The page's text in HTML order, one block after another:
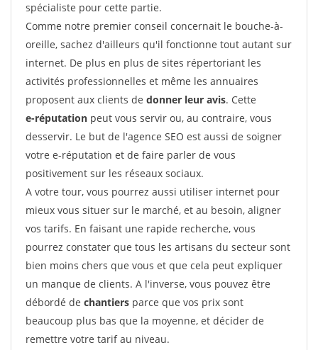
spécialiste pour cette partie.
Comme notre premier conseil concernait le bouche-à-
oreille, sachez d'ailleurs qu'il fonctionne tout autant sur
internet. De plus en plus de sites répertoriant les
activités professionnelles et même les annuaires
proposent aux clients de donner leur avis. Cette
e-réputation peut vous servir ou, au contraire, vous
desservir. Le but de l'agence SEO est aussi de soigner
votre e-réputation et de faire parler de vous
positivement sur les réseaux sociaux.
A votre tour, vous pourrez aussi utiliser internet pour
mieux vous situer sur le marché, et au besoin, aligner
vos tarifs. En faisant une rapide recherche, vous
pourrez constater que tous les artisans du secteur sont
bien moins chers que vous et que cela peut expliquer
un manque de clients. A l'inverse, vous pouvez être
débordé de chantiers parce que vos prix sont
beaucoup plus bas que la moyenne, et décider de
remettre votre tarif au niveau.